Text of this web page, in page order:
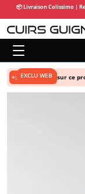
📦 Livraison Colissimo |
+5% de remise sur ce
EXCLU WEB